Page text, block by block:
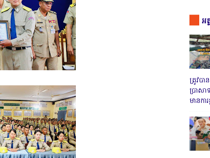
អ
ត្រូវប
ប្រាស
មានកា